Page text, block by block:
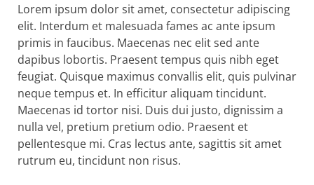
Lorem ipsum dolor sit amet, consectetur adipiscing
elit. Interdum et malesuada fames ac ante ipsum
primis in faucibus. Maecenas nec elit sed ante
dapibus lobortis. Praesent tempus quis nibh eget
feugiat. Quisque maximus convallis elit, quis pulvinar
neque tempus et. In efficitur aliquam tincidunt.
Maecenas id tortor nisi. Duis dui justo, dignissim a
nulla vel, pretium pretium odio. Praesent et
pellentesque mi. Cras lectus ante, sagittis sit amet
rutrum eu, tincidunt non risus.